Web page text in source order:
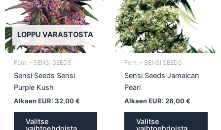
LOPPU VARASTOSTA
Fem. - SENSI SEEDS
Sensi Seeds Sensi
Purple Kush
Alkaen EUR: 32,00€
Valitse
muunnelma.
Voit
tehdä
valinnat
tuotteen
Fem. - SENSI SEEDS
Sensi Seeds Jamaican
Pearl
Alkaen EUR: 28,00€
Valitse